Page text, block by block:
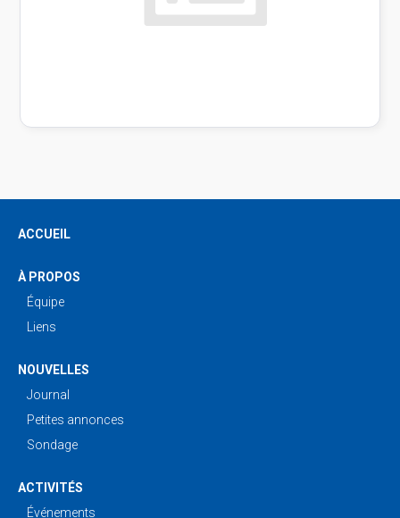
ACCUEIL
À PROPOS
Équipe
Liens
NOUVELLES
Journal
Petites annonces
Sondage
ACTIVITÉS
Événements